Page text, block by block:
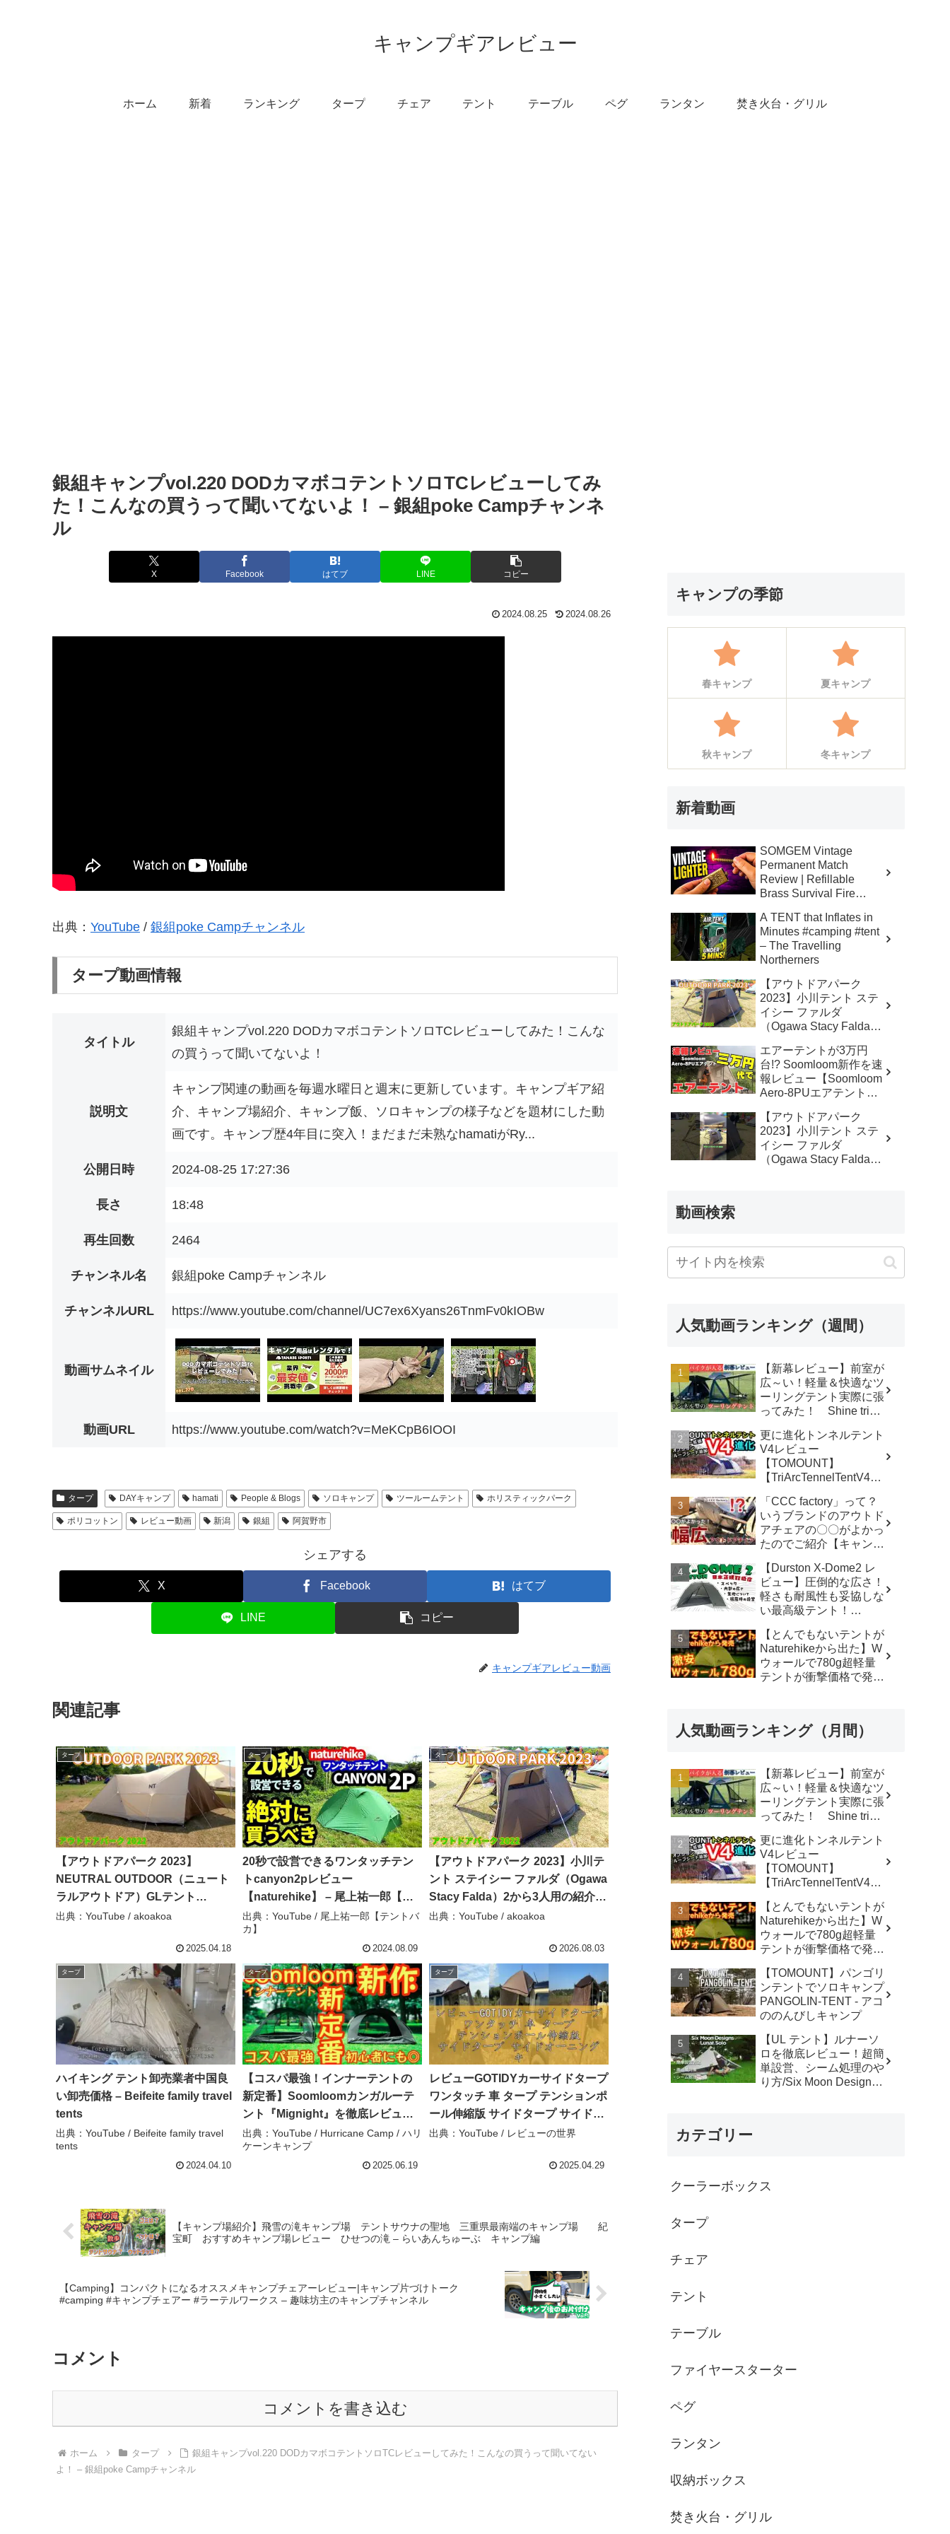
キャンプギアレビュー
ホーム 新着 ランキング タープ チェア テント テーブル ペグ ランタン 焚き火台・グリル
銀組キャンプvol.220 DODカマボコテントソロTCレビューしてみ
た！こんなの買うって聞いてないよ！ – 銀組poke Campチャンネ
ル
X Facebook はてブ LINE コピー
2024.08.25 2024.08.26
出典： YouTube / 銀組poke Campチャンネル
タープ動画情報
タイトル
銀組キャンプvol.220 DODカマボコテントソロTCレビューしてみた！こんな
の買うって聞いてないよ！
説明文
キャンプ関連の動画を毎週水曜日と週末に更新しています。キャンプギア紹
介、キャンプ場紹介、キャンプ飯、ソロキャンプの様子などを題材にした動
画です。キャンプ歴4年目に突入！まだまだ未熟なhamatiがRy...
公開日時 2024-08-25 17:27:36
長さ 18:48
再生回数 2464
チャンネル名 銀組poke Campチャンネル
チャンネルURL https://www.youtube.com/channel/UC7ex6Xyans26TnmFv0kIOBw
動画サムネイル
動画URL https://www.youtube.com/watch?v=MeKCpB6IOOI
タープ DAYキャンプ hamati People & Blogs ソロキャンプ ツールームテント ホリスティックパーク
ポリコットン レビュー動画 新潟 銀組 阿賀野市
シェアする
X Facebook はてブ
LINE コピー
キャンプギアレビュー動画
関連記事
タープ
【アウトドアパーク 2023】
NEUTRAL OUTDOOR（ニュート
ラルアウトドア）GLテント
3.0（NT-TE42）の紹介 – akoakoa
出典：YouTube / akoakoa
2025.04.18
タープ
20秒で設営できるワンタッチテン
トcanyon2pレビュー
【naturehike】 – 尾上祐一郎【テ
ントバカ】
出典：YouTube / 尾上祐一郎【テントバ
カ】
2024.08.09
タープ
【アウトドアパーク 2023】小川テ
ント ステイシー ファルダ（Ogawa
Stacy Falda）2から3人用の紹介 –
akoakoa
出典：YouTube / akoakoa
2026.08.03
タープ
ハイキング テント卸売業者中国良
い卸売価格 – Beifeite family travel
tents
出典：YouTube / Beifeite family travel
tents
2024.04.10
タープ
【コスパ最強！インナーテントの
新定番】Soomloomカンガルーテ
ント『Mignight』を徹底レビュー
初心者にもオススメひとつは持っ
ておきたいテントです【アウトド
ア】【キャンプ道具】 #841 –
出典：YouTube / Hurricane Camp / ハリ
ケーンキャンプ
2025.06.19
タープ
レビューGOTIDYカーサイドタープ
ワンタッチ 車 タープ テンションポ
ール伸縮版 サイドタープ サイドオ
ーニング キャンプ 4~6人用 UV加工
能 専用横幕/サ – レビューの世界
出典：YouTube / レビューの世界
2025.04.29
【キャンプ場紹介】飛雪の滝キャンプ場 テントサウナの聖地 三重県最南端のキャンプ場 紀
宝町 おすすめキャンプ場レビュー ひせつの滝 – らいあんちゅーぶ キャンプ編
【Camping】コンパクトになるオススメキャンプチェアーレビュー|キャンプ片づけトーク
#camping #キャンプチェアー #ラーテルワークス – 趣味坊主のキャンプチャンネル
コメント
コメントを書き込む
ホーム タープ
銀組キャンプvol.220 DODカマボコテントソロTCレビューしてみた！こんなの買うって聞いてない
よ！ – 銀組poke Campチャンネル
キャンプの季節
春キャンプ 夏キャンプ
秋キャンプ 冬キャンプ
新着動画
SOMGEM Vintage
Permanent Match
Review | Refillable
Brass Survival Fire
Honest Reviews
A TENT that Inflates in
Minutes #camping #tent
– The Travelling
Northerners
【アウトドアパーク
2023】小川テント ステ
イシー ファルダ
（Ogawa Stacy Falda）
akoakoa
エアーテントが3万円
台!? Soomloom新作を速
報レビュー【Soomloom
Aero-8PUエアテント】
ロキャンプで焚き火とラ
ンタン】
【アウトドアパーク
2023】小川テント ステ
イシー ファルダ
（Ogawa Stacy Falda）
動画検索
人気動画ランキング（週間）
【新幕レビュー】前室が
広～い！軽量＆快適なツ
ーリングテント実際に張
ってみた！ Shine trip
な気分
更に進化トンネルテント
V4レビュー
【TOMOUNT】
【TriArcTennelTentV4】
カ】
「CCC factory」って？
いうブランドのアウトド
アチェアの〇〇がよかっ
たのでご紹介【キャンプ
プ
【Durston X-Dome2 レ
ビュー】圧倒的な広さ！
軽さも耐風性も妥協しな
い最高級テント！
ダーストン ＃xdome1
#xdome2 #テント -
Yellowknife
Outdoorshop【イエロー
【とんでもないテントが
Naturehikeから出た】W
ウォールで780g超軽量
テントが衝撃価格で発売
【アウトドア】#855 -
人気動画ランキング（月間）
【新幕レビュー】前室が
広～い！軽量＆快適なツ
ーリングテント実際に張
ってみた！ Shine trip
な気分
更に進化トンネルテント
V4レビュー
【TOMOUNT】
【TriArcTennelTentV4】
カ】
【とんでもないテントが
Naturehikeから出た】W
ウォールで780g超軽量
テントが衝撃価格で発売
解説の保存版【ULギ
ア】【キャンプ道具】
【アウトドア】#855 -
Hurricane Camp / ハリケ
ーンキャンプ
【TOMOUNT】パンゴリ
ンテントでソロキャンプ
PANGOLIN-TENT - アコ
ののんびしキャンプ
【UL テント】ルナーソ
ロを徹底レビュー！超簡
単設営、シーム処理のや
り方/Six Moon Designs
カテゴリー
クーラーボックス
タープ
チェア
テント
テーブル
ファイヤースターター
ペグ
ランタン
収納ボックス
焚き火台・グリル